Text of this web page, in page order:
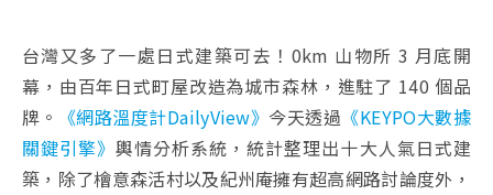
台灣又多了一處日式建築可去！0km 山物所 3 月底開
幕，由百年日式町屋改造為城市森林，進駐了 140 個品
牌。 《網路溫度計DailyView》今天透過 《KEYPO大數據
關鍵引擎》輿情分析系統，統計整理出十大人氣日式建
築，除了檜意森活村以及紀州庵擁有超高網路討論度外，